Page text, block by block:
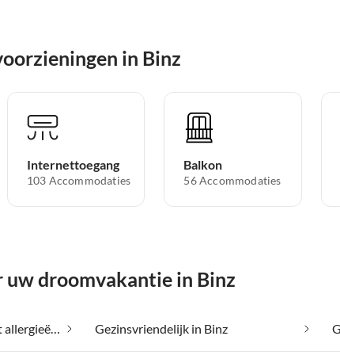
in Binz
Internettoegang
103 Accommodaties
Balkon
56 Accommodaties
uw droomvakantie in Binz
Geschikt voor mensen met allergieën in Binz Gezinsvriendelijk in Binz